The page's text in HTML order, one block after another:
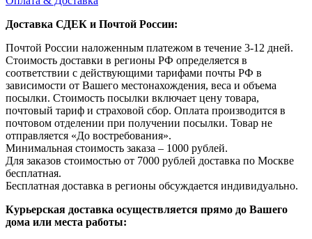
Доставка СДЕК и Почтой России:
Почтой России наложенным платежом в течение 3-12 дней.
Стоимость доставки в регионы РФ определяется в
соответствии с действующими тарифами почты РФ в
зависимости от Вашего местонахождения, веса и объема
посылки. Стоимость посылки включает цену товара,
почтовый тариф и страховой сбор. Оплата производится в
почтовом отделении при получении посылки. Товар не
отправляется «До востребования».
Минимальная стоимость заказа – 1000 рублей.
Для заказов стоимостью от 7000 рублей доставка по Москве
бесплатная.
Бесплатная доставка в регионы обсуждается индивидуально.
Курьерская доставка осуществляется прямо до Вашего
дома или места работы: